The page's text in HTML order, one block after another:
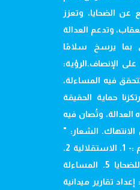
عن الضحايا، وتعزز
وتدعم العدالة
بما يرسخ سلامًا
الإنصاف.الرؤية:
فيه المساءلة،
حماية الحقيقة
العدالة، وتُصان فيه
الانتهاك. الشعار: "
من التوثيق إلى العدالة قيم سام :- 1. الاستقلالية 2.
المهنية 3. النزاهة 4. العدالة للضحايا 5. المساءلة
تقارير ميدانية